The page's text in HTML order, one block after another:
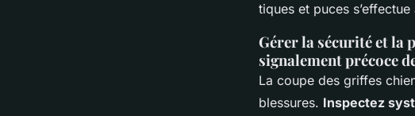
tiques et puces
Gérer la sécurité et la
signalement précoce
La coupe des griffes
blessures. Inspectez